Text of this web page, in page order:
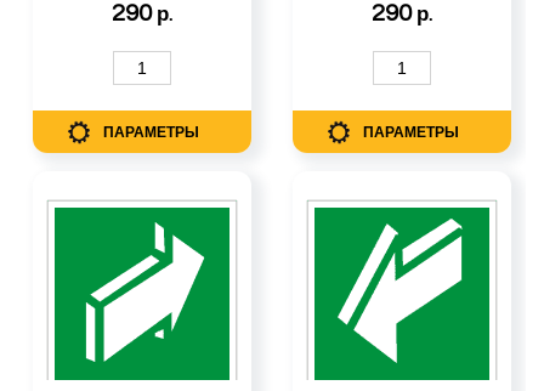
290 р.
ПАРАМЕТРЫ
290 р.
ПАРАМЕТРЫ